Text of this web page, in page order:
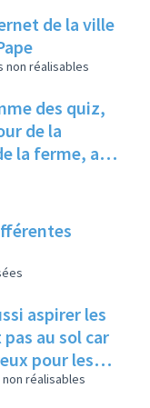
de la ville
non réalisables
des quiz,
de la
la ferme, au
du parc
aspirer les
au sol car
pour les
réalisables